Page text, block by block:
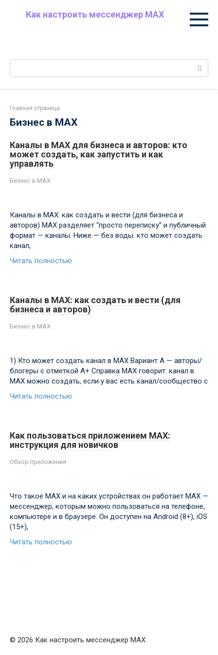
Как настроить мессенджер MAX
Поиск:
Главная страница
Бизнес в MAX
Каналы в MAX для бизнеса и авторов: кто
может создать, как запустить и как
управлять
Бизнес в MAX
Каналы в MAX: как создать и вести (для бизнеса и
авторов) MAX разделяет “просто переписку” и публичный
формат — каналы. Ниже — без воды: кто может создать
канал,
Читать полностью
Каналы в MAX: как создать и вести (для
бизнеса и авторов)
Бизнес в MAX
1) Кто может создать канал в MAX Вариант A — авторы/
блогеры с отметкой A+ Справка MAX говорит: канал в
MAX можно создать, если у вас есть канал/сообщество с
Читать полностью
Как пользоваться приложением MAX:
инструкция для новичков
Обзор приложения
Что такое MAX и на каких устройствах он работает MAX —
мессенджер, которым можно пользоваться на телефоне,
компьютере и в браузере. Он доступен на Android (8+), iOS
(15+),
Читать полностью
© 2026 Как настроить мессенджер MAX